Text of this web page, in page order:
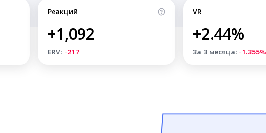
Реакций
+1,092
ERV: -217
VR
+2.44%
За 3 месяца: -1.355%